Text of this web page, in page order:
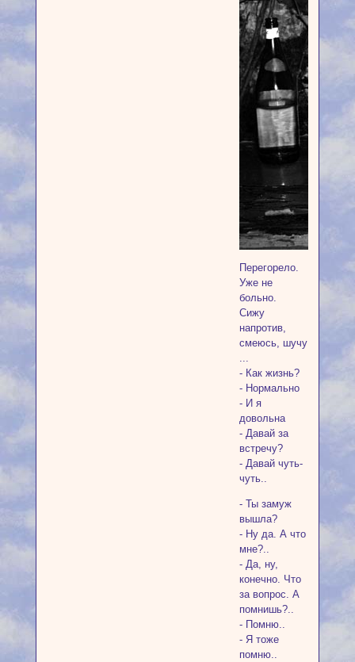
Перегорело.
Уже не
больно.
Сижу
напротив,
смеюсь, шучу​
...
- Как жизнь?
- Нормально
- И я
довольна
- Давай за
встречу?
- Давай чуть-
чуть..
- Ты замуж
вышла?
- Ну да. А что
мне?..
- Да, ну,
конечно. Что
за вопрос. А
помнишь?..
- Помню..
- Я тоже
помню..